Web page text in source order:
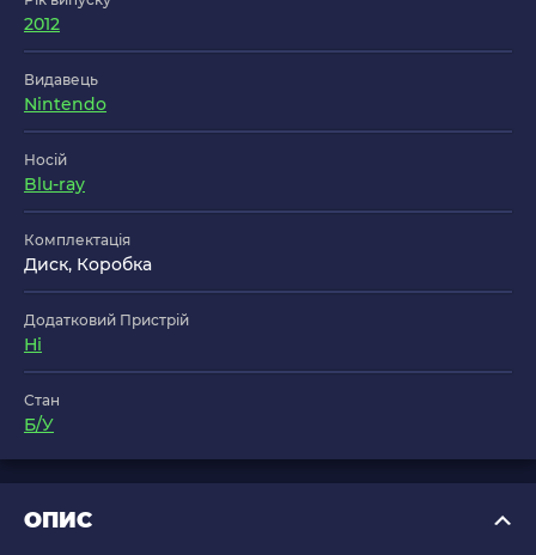
2012
Видавець
Nintendo
Носій
Blu-ray
Комплектація
Диск, Коробка
Додатковий Пристрій
Ні
Стан
Б/У
ОПИС